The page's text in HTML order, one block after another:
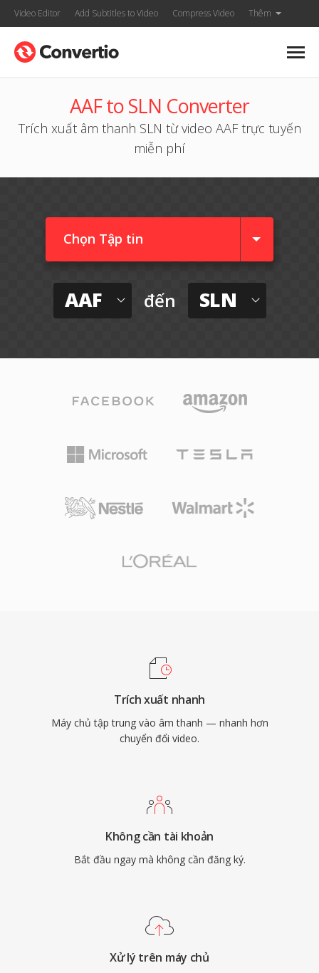
Video Editor Add Subtitles to Video Compress Video Thêm
AAF to SLN Converter
Trích xuất âm thanh SLN từ video AAF trực tuyến
miễn phí
Chọn Tập tin
AAF đến SLN
Trích xuất nhanh
Máy chủ tập trung vào âm thanh — nhanh hơn
chuyển đổi video.
Không cần tài khoản
Bắt đầu ngay mà không cần đăng ký.
Xử lý trên máy chủ